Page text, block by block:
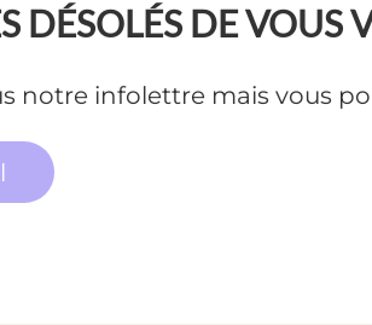
DÉSOLÉS DE VOUS
notre infolettre mais vous